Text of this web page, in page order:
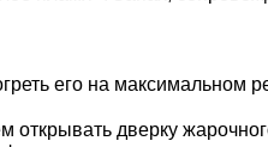
его на максимальном
открывать дверку